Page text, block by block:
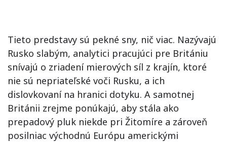
Tieto predstavy sú pekné sny, nič viac. Nazývajú
Rusko slabým, analytici pracujúci pre Britániu
snívajú o zriadení mierových síl z krajín, ktoré
nie sú nepriateľské voči Rusku, a ich
dislovkovaní na hranici dotyku. A samotnej
Británii zrejme ponúkajú, aby stála ako
prepadový pluk niekde pri Žitomíre a zároveň
posilniac východnú Európu americkými